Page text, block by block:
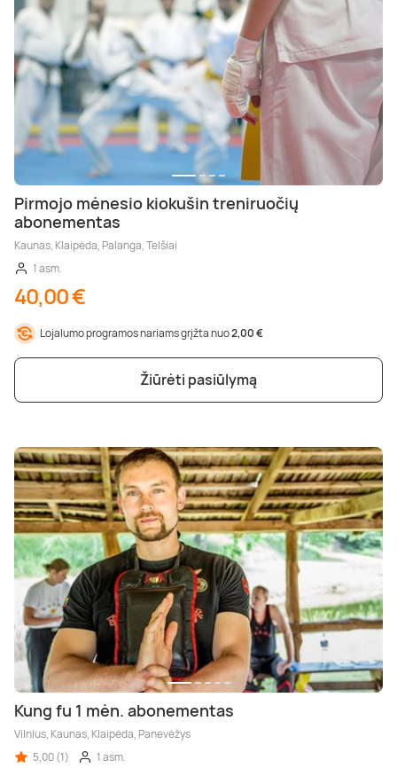
Pirmojo mėnesio kiokušin treniruočių
abonementas
Kaunas, Klaipėda, Palanga, Telšiai
1 asm.
40,00 €
Lojalumo programos nariams grįžta nuo2,00 €
Žiūrėti pasiūlymą
Kung fu 1 mėn. abonementas
Vilnius, Kaunas, Klaipėda, Panevėžys
5,00 (1)
1 asm.